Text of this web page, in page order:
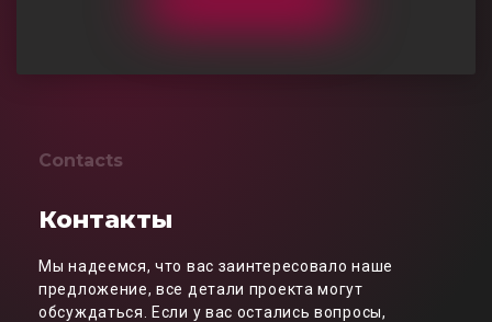
Contacts
Контакты
Мы надеемся, что вас заинтересовало наше
предложение, все детали проекта могут
обсуждаться. Если у вас остались вопросы,